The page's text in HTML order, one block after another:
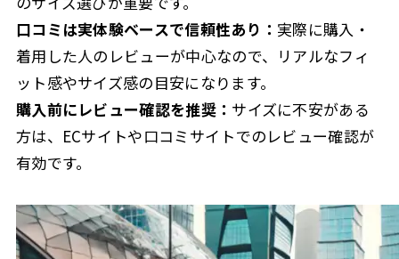
口コミは実体験ベースで信頼性あり： 実際に購入・
着用した人のレビューが中心なので、リアルなフィ
ット感やサイズ感の目安になります。
購入前にレビュー確認を推奨： サイズに不安がある
方は、ECサイトや口コミサイトでのレビュー確認が
有効です。